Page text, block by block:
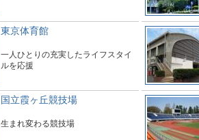
東京体育館
一人ひとりの充実したライフスタイ
ルを応援
国立霞ヶ丘競技場
生まれ変わる競技場